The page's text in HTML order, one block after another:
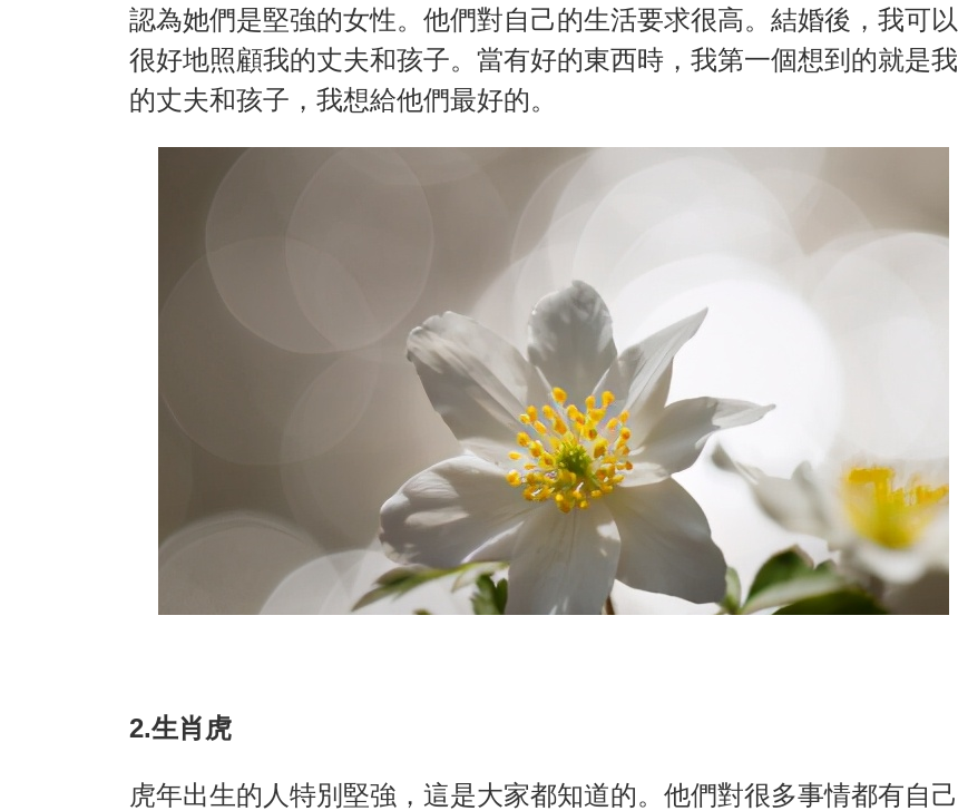
認為她們是堅強的女性。他們對自己的生活要求很高。結婚後，我可以
很好地照顧我的丈夫和孩子。當有好的東西時，我第一個想到的就是我
的丈夫和孩子，我想給他們最好的。
2.生肖虎
虎年出生的人特別堅強，這是大家都知道的。他們對很多事情都有自己